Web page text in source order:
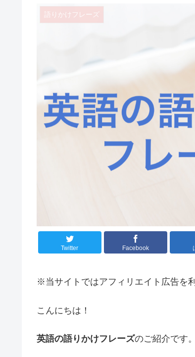
語りかけフレーズ
Twitter Facebook
※当サイトではアフィリエイト広告を
こんにちは！
英語の語りかけフレーズのご紹介です。